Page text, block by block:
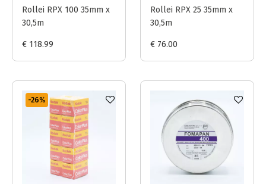
Rollei RPX 100 35mm x
30,5m
€ 118.99
Rollei RPX 25 35mm x
30,5m
€ 76.00
-26%